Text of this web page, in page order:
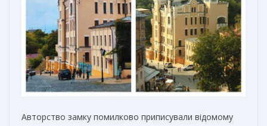
Авторство замку помилково приписували відомому